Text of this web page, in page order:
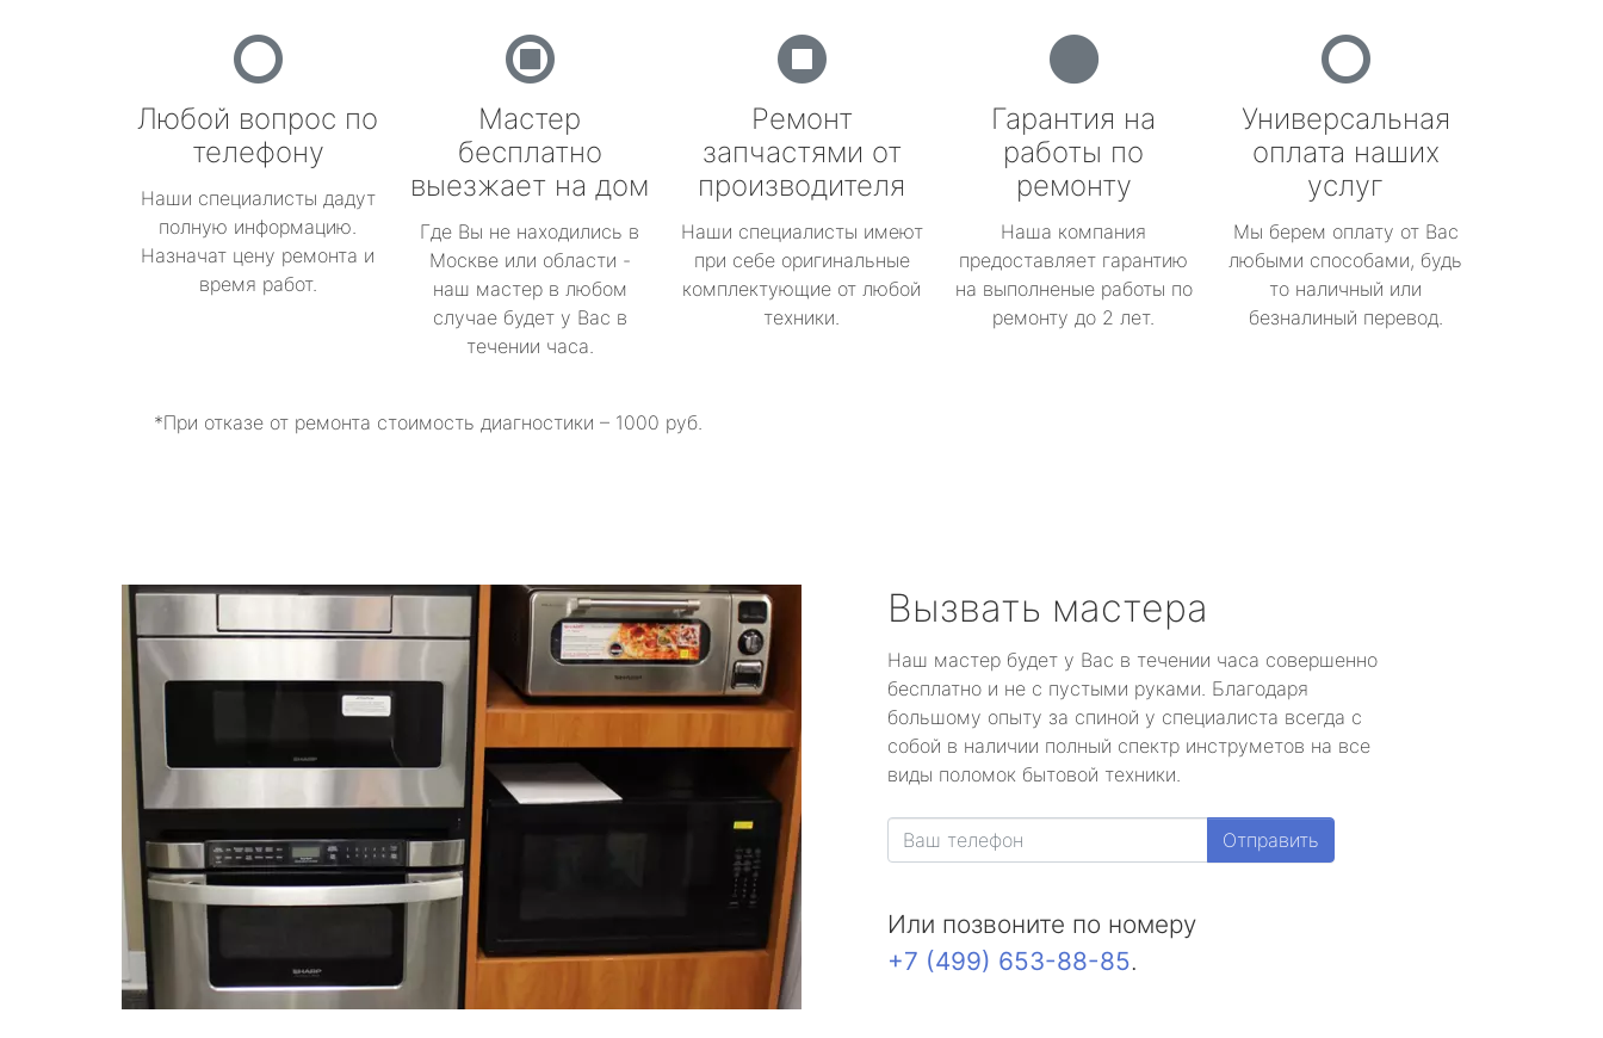
Любой вопрос по
телефону
Наши специалисты дадут
полную информацию.
Назначат цену ремонта и
время работ.
Мастер
бесплатно
выезжает на дом
Где Вы не находились в
Москве или области -
наш мастер в любом
случае будет у Вас в
течении часа.
Ремонт
запчастями от
производителя
Наши специалисты имеют
при себе оригинальные
комплектующие от любой
техники.
Гарантия на
работы по
ремонту
Наша компания
предоставляет гарантию
на выполненые работы по
ремонту до 2 лет.
Универсальная
оплата наших
услуг
Мы берем оплату от Вас
любыми способами, будь
то наличный или
безналиный перевод.
*При отказе от ремонта стоимость диагностики – 1000 руб.
Вызвать мастера
Наш мастер будет у Вас в течении часа совершенно
бесплатно и не с пустыми руками. Благодаря
большому опыту за спиной у специалиста всегда с
собой в наличии полный спектр инструметов на все
виды поломок бытовой техники.
Отправить
Или позвоните по номеру
+7 (499) 653-88-85.